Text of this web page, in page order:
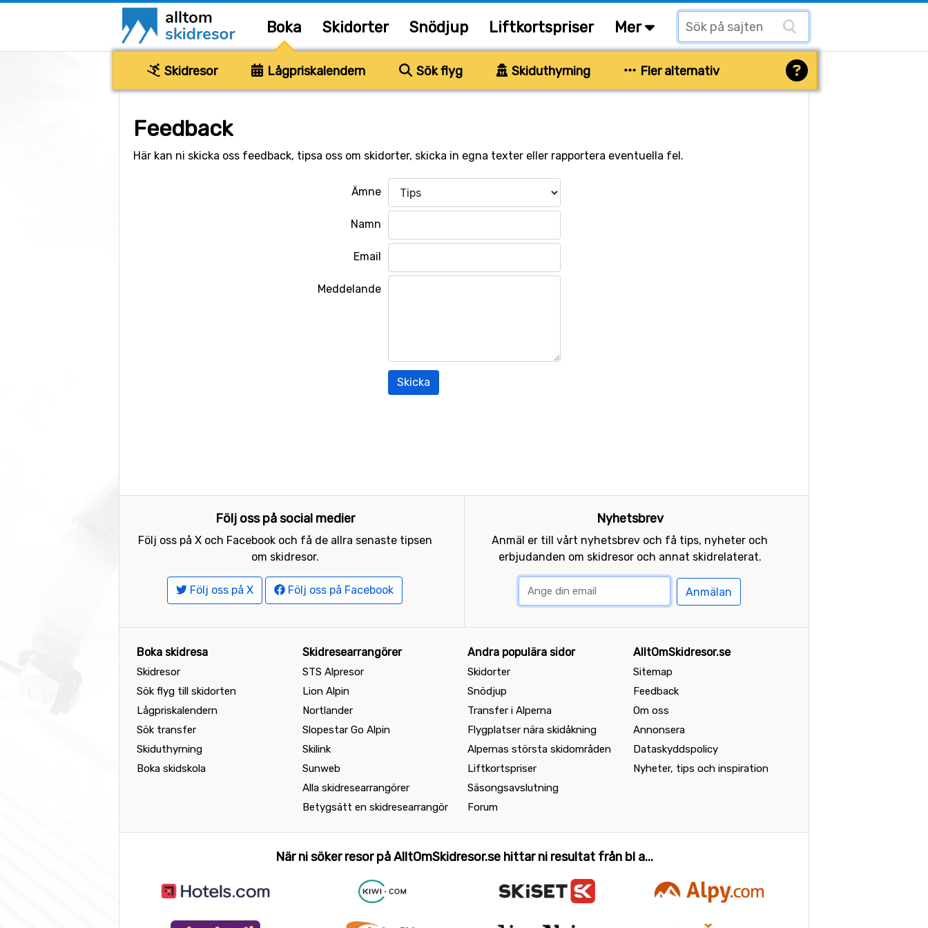
Boka Skidorter Snödjup Liftkortspriser Mer
Skidresor Lågpriskalendern Sök flyg Skiduthyrning Fler alternativ
Feedback
Här kan ni skicka oss feedback, tipsa oss om skidorter, skicka in egna texter eller rapportera eventuella fel.
Ämne
Namn
Email
Meddelande
Skicka
Följ oss på social medier
Följ oss på X och Facebook och få de allra senaste tipsen
om skidresor.
Följ oss på X Följ oss på Facebook
Nyhetsbrev
Anmäl er till vårt nyhetsbrev och få tips, nyheter och
erbjudanden om skidresor och annat skidrelaterat.
Anmälan
Boka skidresa
Skidresor
Sök flyg till skidorten
Lågpriskalendern
Sök transfer
Skiduthyrning
Boka skidskola
Skidresearrangörer
STS Alpresor
Lion Alpin
Nortlander
Slopestar Go Alpin
Skilink
Sunweb
Alla skidresearrangörer
Betygsätt en skidresearrangör
Andra populära sidor
Skidorter
Snödjup
Transfer i Alperna
Flygplatser nära skidåkning
Alpernas största skidområden
Liftkortspriser
Säsongsavslutning
Forum
AlltOmSkidresor.se
Sitemap
Feedback
Om oss
Annonsera
Dataskyddspolicy
Nyheter, tips och inspiration
När ni söker resor på AlltOmSkidresor.se hittar ni resultat från bl a...